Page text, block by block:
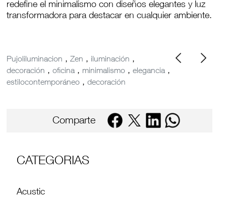
redefine el minimalismo con diseños elegantes y luz
transformadora para destacar en cualquier ambiente.
Pujoliluminacion ,Zen , iluminación ,
decoración ,oficina , minimalismo ,elegancia ,
estilocontemporáneo ,decoración
Comparte
CATEGORIAS
Acustic